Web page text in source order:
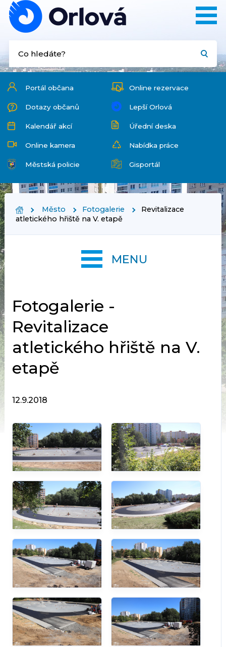
Portál občana Online rezervace
Dotazy občanů Lepší Orlová
Kalendář akcí Úřední deska
Online kamera Nabídka práce
Městská policie Gisportál
Město Fotogalerie
Revitalizace
atletického hřiště na V. etapě
Fotogalerie -
Revitalizace
atletického hřiště na V.
etapě
12.9.2018
MENU